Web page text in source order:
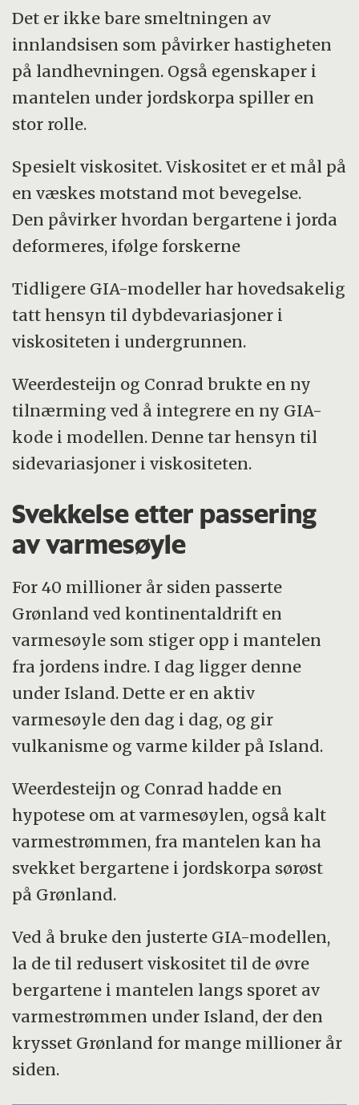
Det er ikke bare smeltningen av
innlandsisen som påvirker hastigheten
på landhevningen. Også egenskaper i
mantelen under jordskorpa spiller en
stor rolle.
Spesielt viskositet. Viskositet er et mål på
en væskes motstand mot bevegelse.
Den påvirker hvordan bergartene i jorda
deformeres, ifølge forskerne
Tidligere GIA-modeller har hovedsakelig
tatt hensyn til dybdevariasjoner i
viskositeten i undergrunnen.
Weerdesteijn og Conrad brukte en ny
tilnærming ved å integrere en ny GIA-
kode i modellen. Denne tar hensyn til
sidevariasjoner i viskositeten.
Svekkelse etter passering
av varmesøyle
For 40 millioner år siden passerte
Grønland ved kontinentaldrift en
varmesøyle som stiger opp i mantelen
fra jordens indre. I dag ligger denne
under Island. Dette er en aktiv
varmesøyle den dag i dag, og gir
vulkanisme og varme kilder på Island.
Weerdesteijn og Conrad hadde en
hypotese om at varmesøylen, også kalt
varmestrømmen, fra mantelen kan ha
svekket bergartene i jordskorpa sørøst
på Grønland.
Ved å bruke den justerte GIA-modellen,
la de til redusert viskositet til de øvre
bergartene i mantelen langs sporet av
varmestrømmen under Island, der den
krysset Grønland for mange millioner år
siden.